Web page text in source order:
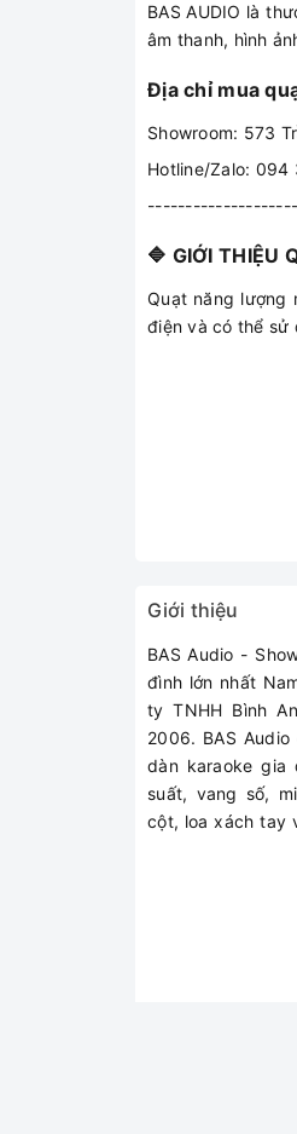
BAS AUDIO là
âm thanh, hình
Địa chỉ mua
Showroom: 573
Hotline/Zalo: 094
🔷 GIỚI THIỆU
Quạt năng lượng
điện và có thể sử
Giới thiệu
BAS Audio -
đình lớn nhất
ty TNHH Bình
2006. BAS
dàn karaoke gia
suất, vang số,
cột, loa xách tay